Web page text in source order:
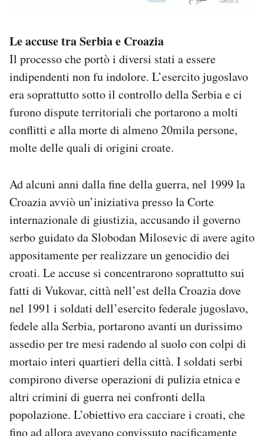
Le accuse tra Serbia e Croazia
Il processo che portò i diversi stati a essere
indipendenti non fu indolore. L’esercito jugoslavo
era soprattutto sotto il controllo della Serbia e ci
furono dispute territoriali che portarono a molti
conflitti e alla morte di almeno 20mila persone,
molte delle quali di origini croate.
Ad alcuni anni dalla fine della guerra, nel 1999 la
Croazia avviò un’iniziativa presso la Corte
internazionale di giustizia, accusando il governo
serbo guidato da Slobodan Milosevic di avere agito
appositamente per realizzare un genocidio dei
croati. Le accuse si concentrarono soprattutto sui
fatti di Vukovar, città nell’est della Croazia dove
nel 1991 i soldati dell’esercito federale jugoslavo,
fedele alla Serbia, portarono avanti un durissimo
assedio per tre mesi radendo al suolo con colpi di
mortaio interi quartieri della città. I soldati serbi
compirono diverse operazioni di pulizia etnica e
altri crimini di guerra nei confronti della
popolazione. L’obiettivo era cacciare i croati, che
fino ad allora avevano convissuto pacificamente